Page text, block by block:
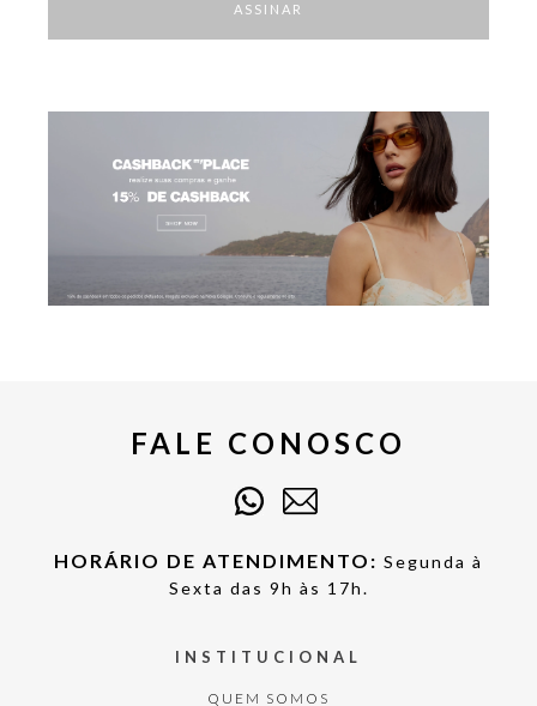
ASSINAR
FALE CONOSCO
HORÁRIO DE ATENDIMENTO: Segunda à
Sexta das 9h às 17h.
INSTITUCIONAL
QUEM SOMOS